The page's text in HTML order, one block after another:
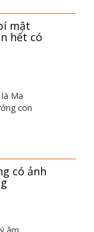
mật
hết có
Ma
con
có ảnh